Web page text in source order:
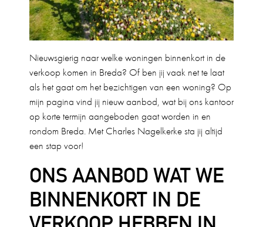
Nieuwsgierig naar welke woningen binnenkort in de
verkoop komen in Breda? Of ben jij vaak net te laat
als het gaat om het bezichtigen van een woning? Op
mijn pagina vind jij nieuw aanbod, wat bij ons kantoor
op korte termijn aangeboden gaat worden in en
rondom Breda. Met Charles Nagelkerke sta jij altijd
een stap voor!
ONS AANBOD WAT WE
BINNENKORT IN DE